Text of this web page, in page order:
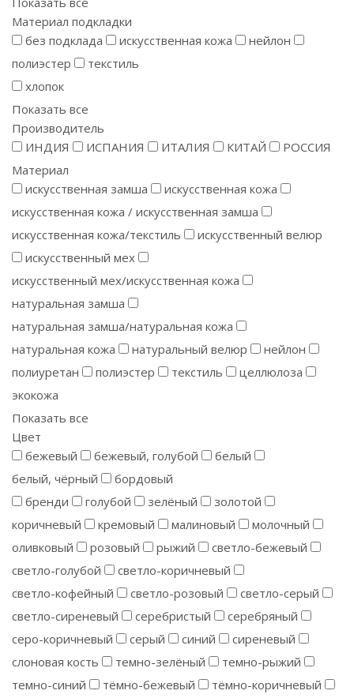
Материал подкладки
без подклада
искусственная кожа
нейлон
полиэстер
текстиль
хлопок
Показать все
Производитель
ИНДИЯ
ИСПАНИЯ ИТАЛИЯ КИТАЙ
РОССИЯ
Материал
искусственная замша
искусственная кожа
искусственная кожа / искусственная замша
искусственная кожа/текстиль
искусственный велюр
искусственный мех
искусственный мех/искусственная кожа
натуральная замша
натуральная замша/натуральная кожа
натуральная кожа
натуральный велюр
нейлон
полиуретан
полиэстер текстиль
целлюлоза
экокожа
Показать все
Цвет
бежевый
бежевый, голубой
белый
белый, чёрный
бордовый
бренди
голубой зелёный
золотой
коричневый
кремовый малиновый
молочный
оливковый
розовый рыжий
светло-бежевый
светло-голубой
светло-коричневый
светло-кофейный
светло-розовый
светло-серый
светло-сиреневый
серебристый
серебряный
серо-коричневый
серый синий
сиреневый
слоновая кость
темно-зелёный
темно-рыжий
темно-синий
тёмно-бежевый
тёмно-коричневый